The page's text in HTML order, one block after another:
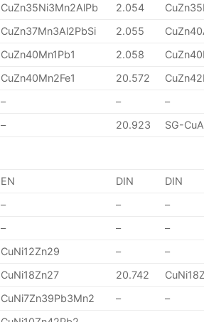
CuZn35Ni3Mn2AlPb 2.054
CuZn37Mn3Al2PbSi 2.055
CuZn40Mn1Pb1 2.058
CuZn40Mn2Fe1 20.572
– –
–
– 20.923 SG-
EN DIN
DIN
– –
–
– –
–
CuNi12Zn29 –
–
CuNi18Zn27 20.742
CuNi7Zn39Pb3Mn2 –
–